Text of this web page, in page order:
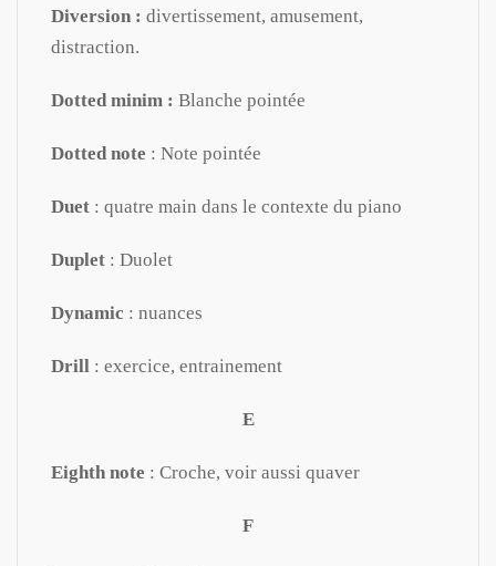
Diversion : divertissement, amusement,
distraction.
Dotted minim : Blanche pointée
Dotted note : Note pointée
Duet : quatre main dans le contexte du piano
Duplet : Duolet
Dynamic : nuances
Drill : exercice, entrainement
E
Eighth note : Croche, voir aussi quaver
F